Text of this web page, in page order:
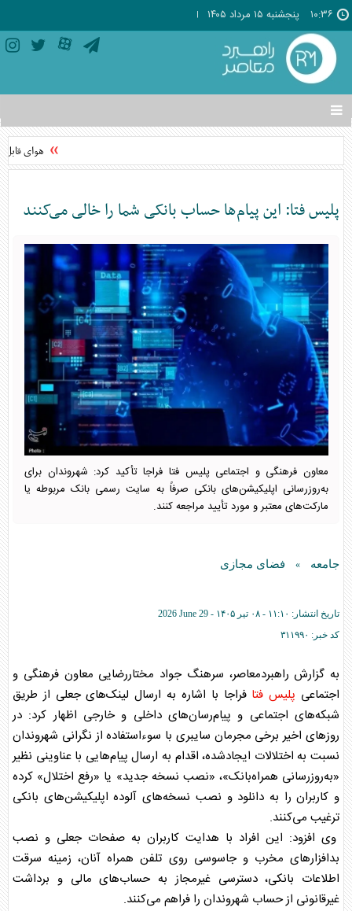
۱۰:۳۶ پنجشنبه ۱۵ مرداد ۱۴۰۵
تغییر
وضعیت
منوی
ها
هوای قابل
پلیس فتا: این پیام‌ها حساب بانکی شما را خالی می‌کنند
معاون فرهنگی و اجتماعی پلیس فتا فراجا تأکید کرد: شهروندان برای
به‌روزرسانی اپلیکیشن‌های بانکی صرفاً به سایت رسمی بانک مربوطه یا
مارکت‌های معتبر و مورد تأیید مراجعه کنند.
جامعه » فضای مجازی
تاریخ انتشار: ۱۱:۱۰ - ۰۸ تير ۱۴۰۵ -
2026 June 29
کد خبر: ۳۱۱۹۹۰
به گزارش راهبردمعاصر، سرهنگ جواد مختاررضایی معاون فرهنگی و
اجتماعی پلیس فتا فراجا با اشاره به ارسال لینک‌های جعلی از طریق
شبکه‌های اجتماعی و پیام‌رسان‌های داخلی و خارجی اظهار کرد: در
روزهای اخیر برخی مجرمان سایبری با سوءاستفاده از نگرانی شهروندان
نسبت به اختلالات ایجادشده، اقدام به ارسال پیام‌هایی با عناوینی نظیر
«به‌روزرسانی همراه‌بانک»، «نصب نسخه جدید» یا «رفع اختلال» کرده
و کاربران را به دانلود و نصب نسخه‌های آلوده اپلیکیشن‌های بانکی
ترغیب می‌کنند.
وی افزود: این افراد با هدایت کاربران به صفحات جعلی و نصب
بدافزارهای مخرب و جاسوسی روی تلفن همراه آنان، زمینه سرقت
اطلاعات بانکی، دسترسی غیرمجاز به حساب‌های مالی و برداشت
غیرقانونی از حساب شهروندان را فراهم می‌کنند.